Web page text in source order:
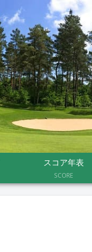
スコア年表
SCORE